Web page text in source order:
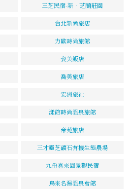
三芝民宿-新．芝蘭莊園
台北新尚旅店
力歐時尚旅館
姿美飯店
喬美旅店
宏洲旅社
漾館時尚溫泉旅館
帝苑旅店
三才靈芝礦石有機生態農場
九份喜來園景觀民宿
烏來名湯溫泉會館